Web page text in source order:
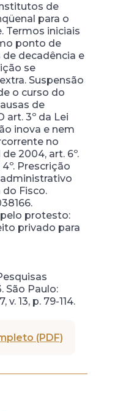
de
para o
Termos iniciais
ponto de
decadência e
se
Suspensão
o curso do
de
art. 3º da Lei
inova e nem
no
de 2004, art. 6º.
Prescrição
Fisco.
protesto:
privado para
São Paulo:
13, p. 79-114.
(PDF)